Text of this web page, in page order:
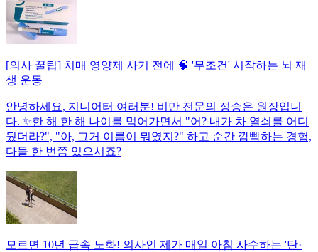
[의사 꿀팁] 치매 영양제 사기 전에 🧠 '무조건' 시작하는 뇌 재
생 운동
안녕하세요, 지니어터 여러분! 비만 전문의 정승은 원장입니
다. ✨한 해 한 해 나이를 먹어가면서 "어? 내가 차 열쇠를 어디
뒀더라?", "아, 그거 이름이 뭐였지?" 하고 순간 깜빡하는 경험,
다들 한 번쯤 있으시죠?
모르면 10년 급속 노화! 의사인 제가 매일 아침 사수하는 '탄·